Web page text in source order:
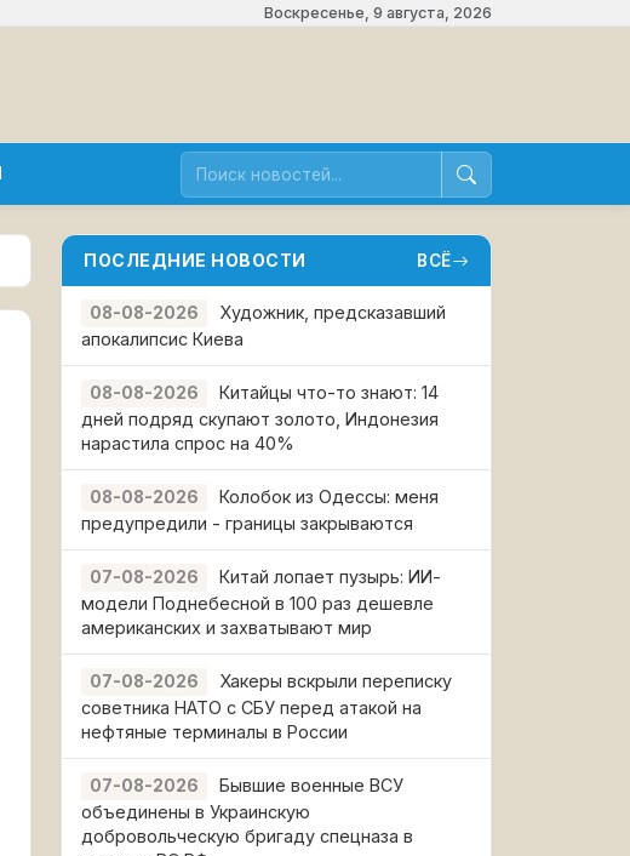
Воскресенье, 9 августа, 2026
ПОСЛЕДНИЕ НОВОСТИ ВСЁ
08-08-2026
Художник, предсказавший
апокалипсис Киева
08-08-2026
Китайцы что-то знают: 14
дней подряд скупают золото, Индонезия
нарастила спрос на 40%
08-08-2026
Колобок из Одессы: меня
предупредили - границы закрываются
07-08-2026
Китай лопает пузырь: ИИ-
модели Поднебесной в 100 раз дешевле
американских и захватывают мир
07-08-2026
Хакеры вскрыли переписку
советника НАТО с СБУ перед атакой на
нефтяные терминалы в России
07-08-2026
Бывшие военные ВСУ
объединены в Украинскую
добровольческую бригаду спецназа в